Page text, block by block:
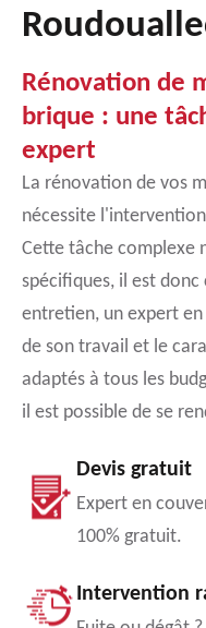
Rénovation de
brique : une
expert
La rénovation de vos
nécessite
Cette tâche complexe
spécifiques, il est
entretien, un expert
de son travail et le
adaptés à tous les
il est possible de se
Devis gratuit
Expert en
100% gratuit.
Intervention